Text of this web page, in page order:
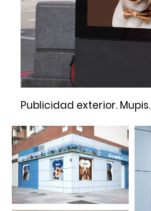
Publicidad exterior. Mupis.